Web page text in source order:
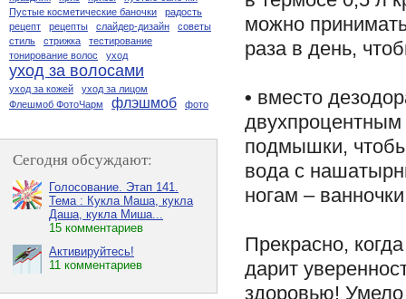
можно
раза в день,
• вместо
двухпроцентным
подмышки,
вода с
ногам –
Прекрасно,
дарит
здоровью! Умело
Пустые косметические баночки
радость
рецепт
рецепты слайдер-дизайн
советы
стиль
стрижка
тестирование
тонирование волос
уход
уход за волосами
уход за кожей
уход за лицом
Флешмоб ФотоЧарм
флэшмоб фото
Сегодня обсуждают:
Голосование. Этап 141.
Тема : Кукла Маша, кукла
Даша, кукла Миша...
15 комментариев
Активируйтесь!
11 комментариев